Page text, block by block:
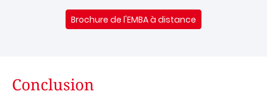
Brochure de l'EMBA à distance
Conclusion